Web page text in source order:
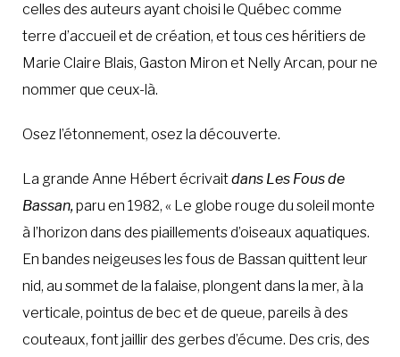
celles des auteurs ayant choisi le Québec comme
terre d’accueil et de création, et tous ces héritiers de
Marie Claire Blais, Gaston Miron et Nelly Arcan, pour ne
nommer que ceux-là.
Osez l’étonnement, osez la découverte.
La grande Anne Hébert écrivaitdans Les Fous de
Bassan,paru en 1982, « Le globe rouge du soleil monte
à l’horizon dans des piaillements d’oiseaux aquatiques.
En bandes neigeuses les fous de Bassan quittent leur
nid, au sommet de la falaise, plongent dans la mer, à la
verticale, pointus de bec et de queue, pareils à des
couteaux, font jaillir des gerbes d’écume. Des cris, des